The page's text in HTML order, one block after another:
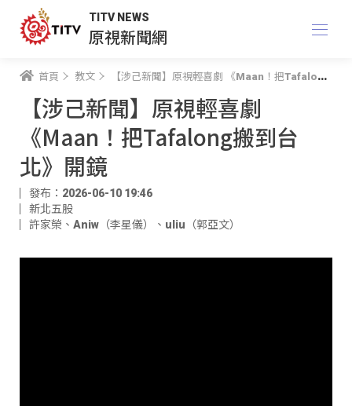
TITV NEWS
原視新聞網
首頁 教文 【涉己新聞】原視輕喜劇 《Maan！把Tafalong搬到台北》開鏡
【涉己新聞】原視輕喜劇
《Maan！把Tafalong搬到台
北》開鏡
發布：2026-06-10 19:46
新北五股
許家榮 、 Aniw（李星儀） 、 uliu（郭亞文）